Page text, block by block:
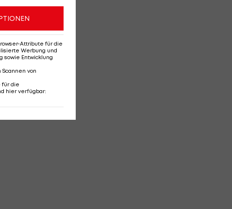
Attribute für die
Werbung und
sowie Entwicklung
von
für die
hier verfügbar: